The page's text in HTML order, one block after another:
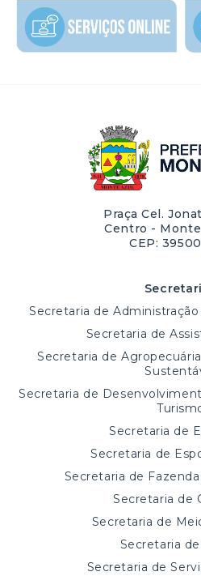
Praça Cel.
Centro -
CEP:
Secretaria de
Secretaria de
Secretaria de
Secretaria de
Secretaria de
Secretaria de
Secretaria de
Secretaria de
Secretaria de
Secretaria
Secretaria de